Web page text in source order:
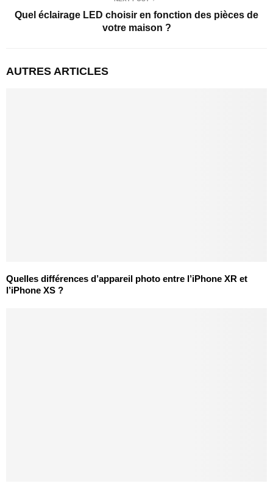
Quel éclairage LED choisir en fonction des pièces de
votre maison ?
AUTRES ARTICLES
Quelles différences d’appareil photo entre l’iPhone XR et
l’iPhone XS ?